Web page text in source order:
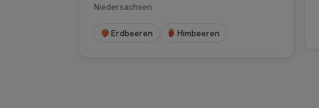
Niedersachsen
Erdbeeren Himbeeren